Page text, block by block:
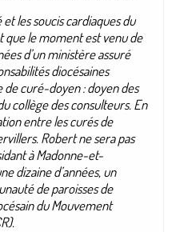
et les soucis cardiaques du
le moment est venu de
d’un ministère assuré
diocésaines
de curé-doyen : doyen des
collège des consulteurs. En
entre les curés de
Robert ne sera pas
à Madonne-et-
dizaine d’années, un
de paroisses de
du Mouvement